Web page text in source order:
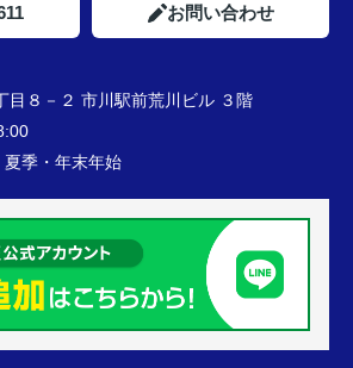
お問い合わせ
目８－２ 市川駅前荒川ビル ３階
季・年末年始